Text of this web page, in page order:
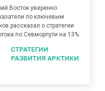
Восток уверенно
по ключевым
рассказал о стратегии
по Севморпути на 13%
СТРАТЕГИИ
РАЗВИТИЯ АРКТИКИ